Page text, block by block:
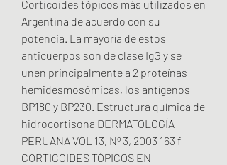
Corticoides tópicos más utilizados en
Argentina de acuerdo con su
potencia. La mayoría de estos
anticuerpos son de clase IgG y se
unen principalmente a 2 proteínas
hemidesmosómicas, los antígenos
BP180 y BP230. Estructura química de
hidrocortisona DERMATOLOGÍA
PERUANA VOL 13, Nº 3, 2003 163 f
CORTICOIDES TÓPICOS EN